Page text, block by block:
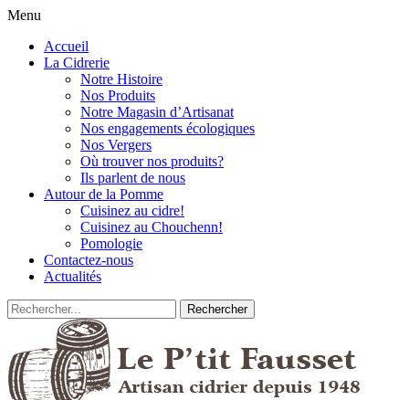
Menu
Accueil
La Cidrerie
Notre Histoire
Nos Produits
Notre Magasin d’Artisanat
Nos engagements écologiques
Nos Vergers
Où trouver nos produits?
Ils parlent de nous
Autour de la Pomme
Cuisinez au cidre!
Cuisinez au Chouchenn!
Pomologie
Contactez-nous
Actualités